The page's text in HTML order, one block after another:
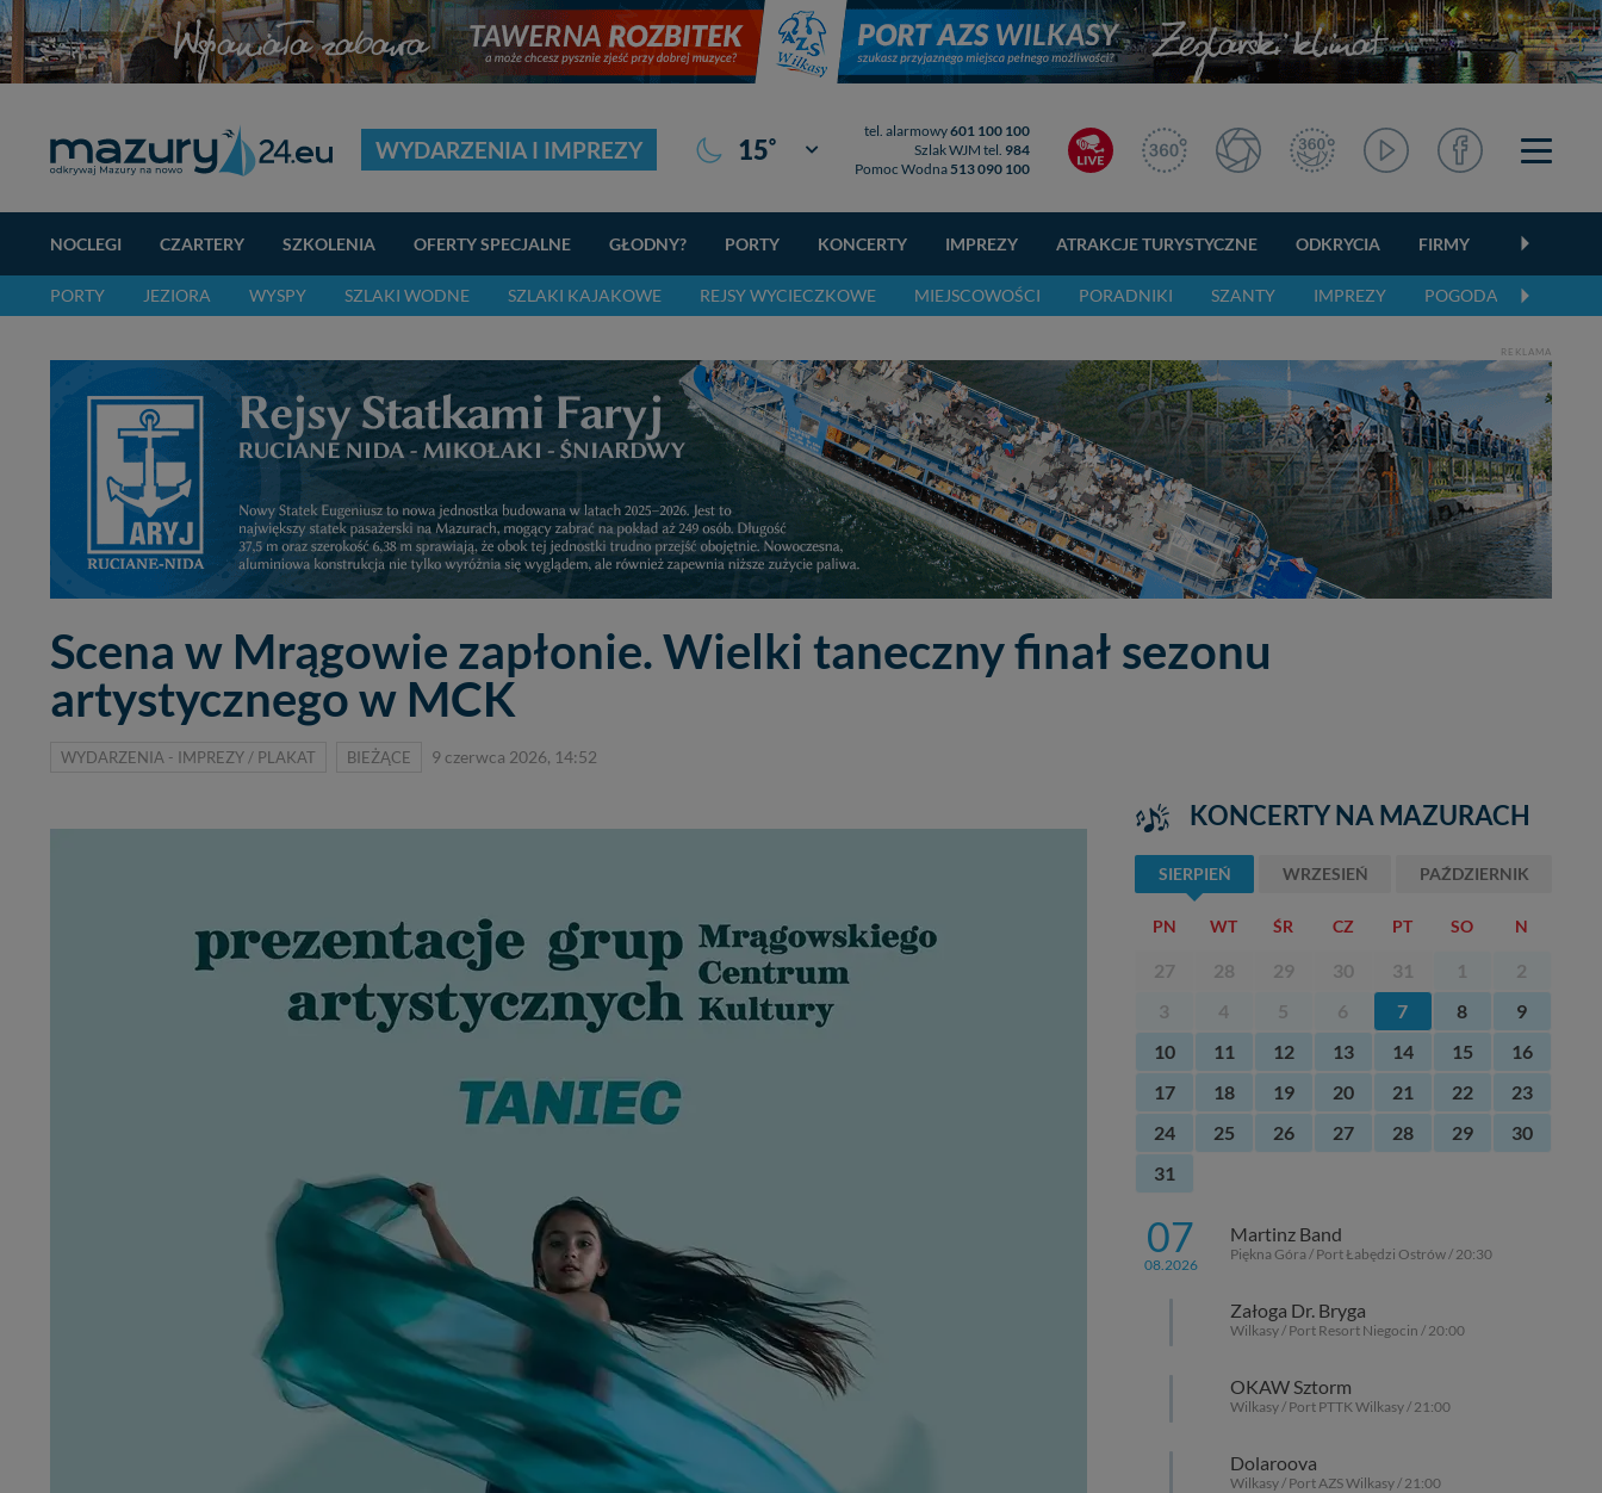
WYDARZENIA I IMPREZY 15° Giżycko
tel. alarmowy601 100 100
Szlak WJM tel. 984
Pomoc Wodna 513 090 100
NOCLEGI CZARTERY SZKOLENIA OFERTY SPECJALNE GŁODNY? PORTY KONCERTY IMPREZY ATRAKCJE TURYSTYCZNE ODKRYCIA FIRMY
PORTY JEZIORA WYSPY SZLAKI WODNE SZLAKI KAJAKOWE REJSY WYCIECZKOWE MIEJSCOWOŚCI PORADNIKI SZANTY IMPREZY POGODA
REKLAMA
Scena w Mrągowie zapłonie. Wielki taneczny finał sezonu
artystycznego w MCK
WYDARZENIA - IMPREZY / PLAKAT BIEŻĄCE 9 czerwca 2026, 14:52
KONCERTY NA MAZURACH
SIERPIEŃ WRZESIEŃ PAŹDZIERNIK
PN WT ŚR CZ PT SO N
27 28 29 30 31 1
2
3
4 5 6 7 8
9
10
11 12 13 14 15
16
17
18 19 20 21 22
23
24
25 26 27 28 29
30
31
07
08.2026
Martinz Band
Piękna Góra / Port Łabędzi Ostrów / 20:30
Załoga Dr. Bryga
Wilkasy / Port Resort Niegocin / 20:00
OKAW Sztorm
Wilkasy / Port PTTK Wilkasy / 21:00
Dolaroova
Wilkasy / Port AZS Wilkasy / 21:00